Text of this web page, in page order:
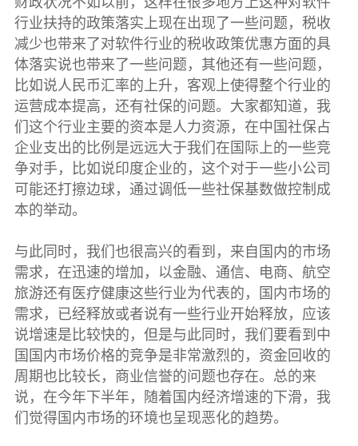
行业扶持的政策落实上现在出现了一些问题，税收
减少也带来了对软件行业的税收政策优惠方面的具
体落实说也带来了一些问题，其他还有一些问题，
比如说人民币汇率的上升，客观上使得整个行业的
运营成本提高，还有社保的问题。大家都知道，我
们这个行业主要的资本是人力资源，在中国社保占
企业支出的比例是远远大于我们在国际上的一些竞
争对手，比如说印度企业的，这个对于一些小公司
可能还打擦边球，通过调低一些社保基数做控制成
本的举动。
与此同时，我们也很高兴的看到，来自国内的市场
需求，在迅速的增加，以金融、通信、电商、航空
旅游还有医疗健康这些行业为代表的，国内市场的
需求，已经释放或者说有一些行业开始释放，应该
说增速是比较快的，但是与此同时，我们要看到中
国国内市场价格的竞争是非常激烈的，资金回收的
周期也比较长，商业信誉的问题也存在。总的来
说，在今年下半年，随着国内经济增速的下滑，我
们觉得国内市场的环境也呈现恶化的趋势。